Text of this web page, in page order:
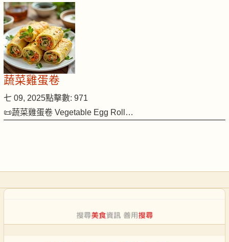
蔬菜雞蛋卷
七 09, 2025點擊數: 971
📜蔬菜雞蛋卷 Vegetable Egg Roll…